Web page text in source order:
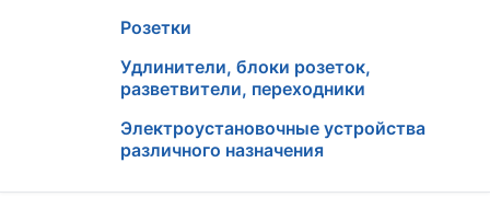
Розетки
Удлинители, блоки розеток,
разветвители, переходники
Электроустановочные устройства
различного назначения